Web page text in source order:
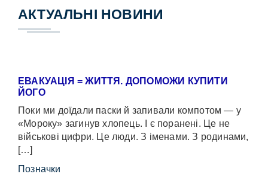
АКТУАЛЬНІ НОВИНИ
ЕВАКУАЦІЯ = ЖИТТЯ. ДОПОМОЖИ КУПИТИ
ЙОГО
Поки ми доїдали паски й запивали компотом — у
«Мороку» загинув хлопець. І є поранені. Це не
військові цифри. Це люди. З іменами. З родинами,
[…]
Позначки